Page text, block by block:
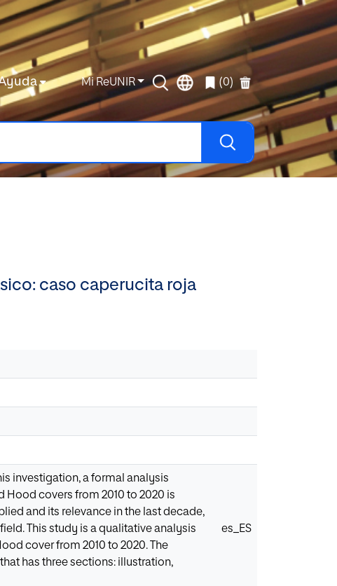
Mi ReUNIR (0)
caso caperucita roja
investigation, a formal analysis
covers from 2010 to 2020 is
and its relevance in the last decade,
This study is a qualitative analysis
cover from 2010 to 2020. The
has three sections: illustration,
es_ES